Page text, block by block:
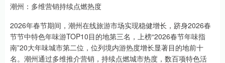
潮州：多维营销持续点燃热度
2026年春节期间，潮州在线旅游市场实现稳健增长，跻身2026春
节节中特色年味游TOP10目的地第三名，上榜“2026春节年味指
南”20大年味城市第二位，位列境内游热度增长显著目的地前十
名。潮州通过多维推介营销，持续点燃城市热度，数百项特色活